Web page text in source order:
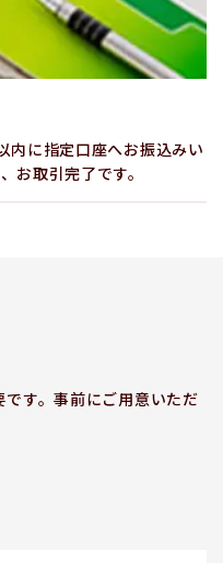
内に指定口座へお振込みい
お取引完了です。
す。事前にご用意いただ